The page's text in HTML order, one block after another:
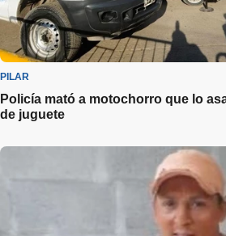
PILAR
Policía mató a motochorro que lo
de juguete